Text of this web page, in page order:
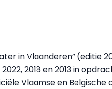
in Vlaanderen” (editie
2018 en 2013 in
Vlaamse en